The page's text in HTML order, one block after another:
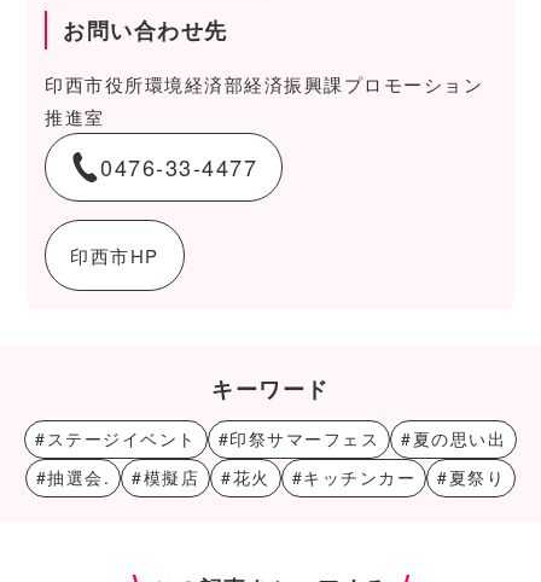
お問い合わせ先
印西市役所環境経済部経済振興課プロモーション
推進室
0476-33-4477
印西市HP
キーワード
#ステージイベント #印祭サマーフェス
#夏の思い出
#抽選会.
#模擬店 #花火 #キッチンカー #夏祭り